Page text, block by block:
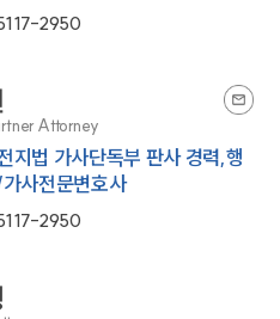
2950
Attorney
지법 가사단독부 판사 경력,행
사전문변호사
2950